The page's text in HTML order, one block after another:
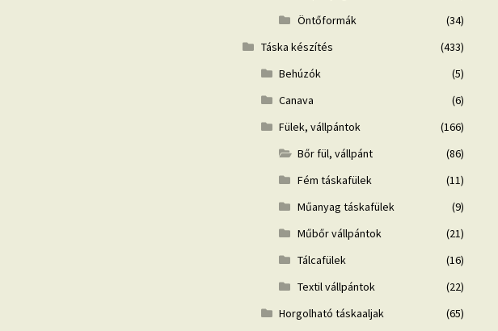
Öntőformák
(34)
Táska készítés
(433)
Behúzók
(5)
Canava
(6)
Fülek, vállpántok
(166)
Bőr fül, vállpánt
(86)
Fém táskafülek
(11)
Műanyag táskafülek
(9)
Műbőr vállpántok
(21)
Tálcafülek
(16)
Textil vállpántok
(22)
Horgolható táskaaljak
(65)